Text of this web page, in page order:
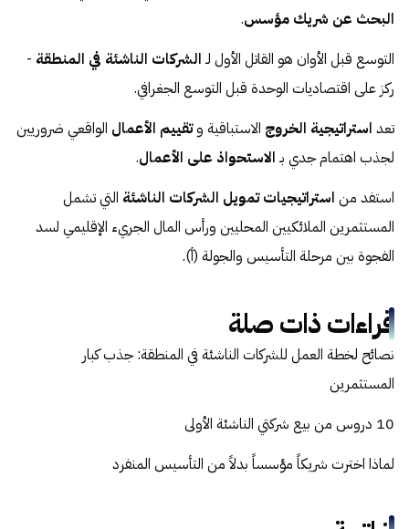
البحث عن شريك مؤسس.
التوسع قبل الأوان هو القاتل الأول لـ الشركات الناشئة في المنطقة -
ركز على اقتصاديات الوحدة قبل التوسع الجغرافي.
تعد استراتيجية الخروج الاستباقية وتقييم الأعمال الواقعي ضروريين
لجذب اهتمام جدي بـ الاستحواذ على الأعمال.
استفد من استراتيجيات تمويل الشركات الناشئة التي تشمل
المستثمرين الملائكيين المحليين ورأس المال الجريء الإقليمي لسد
الفجوة بين مرحلة التأسيس والجولة (أ).
قراءات ذات صلة
نصائح لخطة العمل للشركات الناشئة في المنطقة: جذب كبار
المستثمرين
10 دروس من بيع شركتي الناشئة الأولى
لماذا اخترت شريكاً مؤسساً بدلاً من التأسيس المنفرد